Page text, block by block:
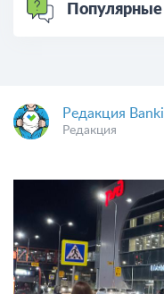
Редакция
Редакция